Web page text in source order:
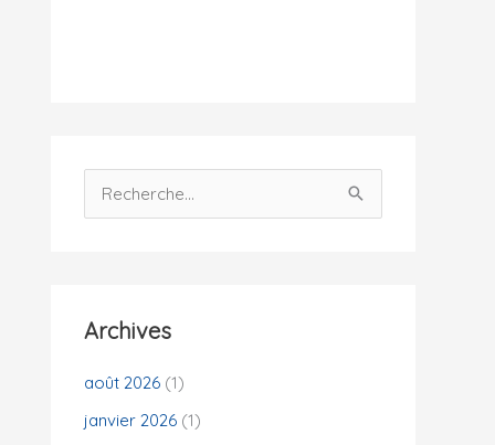
e
c
h
Archives
août 2026 (1)
janvier 2026 (1)